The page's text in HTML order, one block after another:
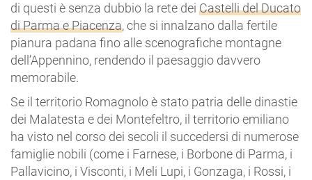
di questi è senza dubbio la rete dei Castelli del Ducato
di Parma e Piacenza, che si innalzano dalla fertile
pianura padana fino alle scenografiche montagne
dell’Appennino, rendendo il paesaggio davvero
memorabile.
Se il territorio Romagnolo è stato patria delle dinastie
dei Malatesta e dei Montefeltro, il territorio emiliano
ha visto nel corso dei secoli il succedersi di numerose
famiglie nobili (come i Farnese, i Borbone di Parma, i
Pallavicino, i Visconti, i Meli Lupi, i Gonzaga, i Rossi, i